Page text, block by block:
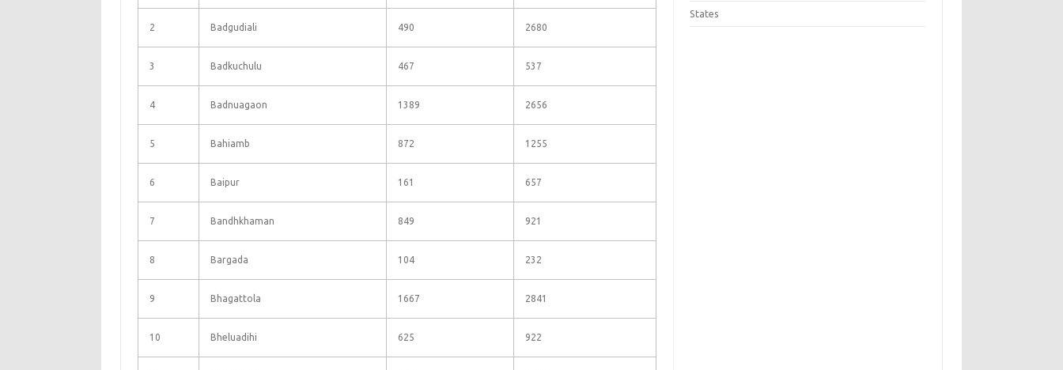
2 Badgudiali 490 2680
3 Badkuchulu 467 537
4 Badnuagaon 1389 2656
5 Bahiamb 872 1255
6 Baipur 161 657
7 Bandhkhaman 849 921
8 Bargada 104 232
9 Bhagattola 1667 2841
10 Bheluadihi 625 922
States